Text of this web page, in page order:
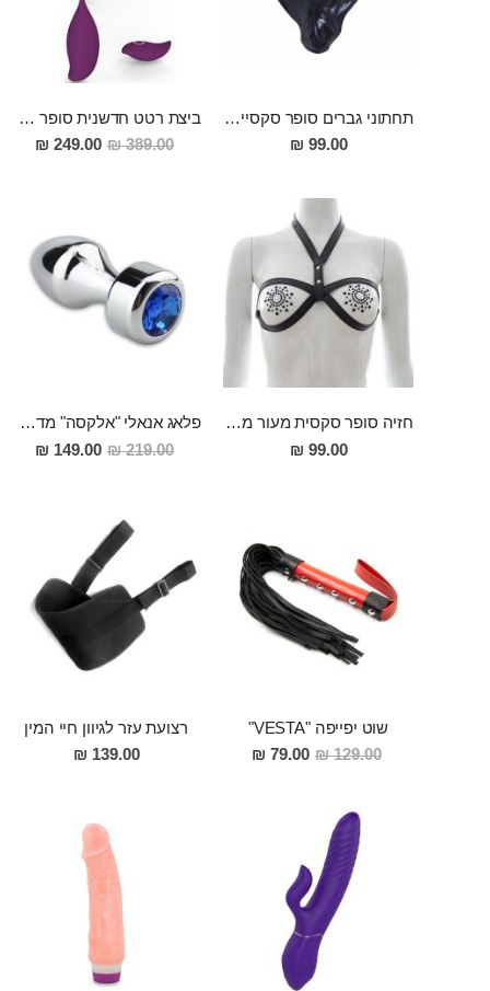
תחתוני גברים סופר סקסיים פתוחים מאחור FREESIA
99.00 ₪
ביצת רטט חדשנית סופר מפנקת מיוחדת לנקודת ה-ג ולחיזוק השרירים BEA
389.00 ₪
מחיר
מבצע
249.00 ₪
חזיה סופר סקסית מעור מתכווננת מתאימה לכל המידות Mateo
99.00 ₪
פלאג אנאלי "אלקסה" מדהים ביופיו
219.00 ₪
מחיר
מבצע
149.00 ₪
שוט יפייפה "VESTA"
129.00 ₪
מחיר
מבצע
79.00 ₪
רצועת עזר לגיוון חיי המין
139.00 ₪